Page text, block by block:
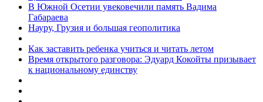
В Южной Осетии увековечили память Вадима
Габараева
Науру, Грузия и большая геополитика
Как заставить ребенка учиться и читать летом
Время открытого разговора: Эдуард Кокойты призывает
к национальному единству